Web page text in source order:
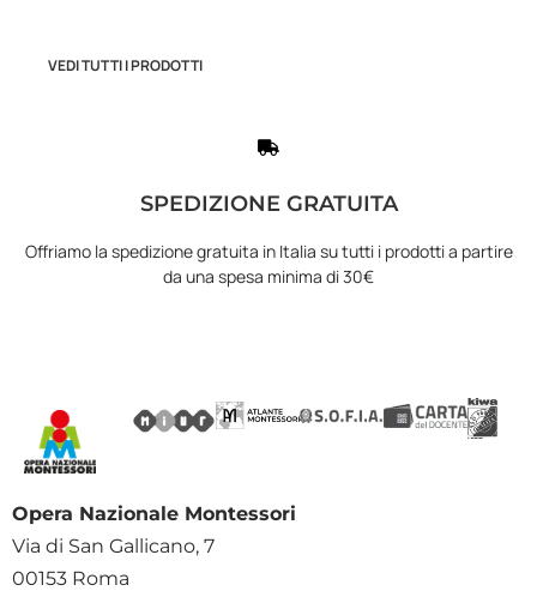
VEDI TUTTI I PRODOTTI
SPEDIZIONE GRATUITA
Offriamo la spedizione gratuita in Italia su tutti i prodotti a partire
da una spesa minima di 30€
Opera Nazionale Montessori
Via di San Gallicano, 7
00153 Roma